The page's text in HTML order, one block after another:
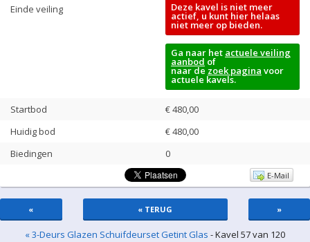
Einde veiling Deze kavel is niet meer
actief, u kunt hier helaas
niet meer op bieden.
Ga naar het actuele veiling
aanbod of
naar de zoek pagina voor
actuele kavels.
Startbod
€ 480,00
Huidig bod
€480,00
Biedingen
0
E-Mail
« « TERUG »
« 3-Deurs Glazen Schuifdeurset Getint Glas - Kavel 57 van 120